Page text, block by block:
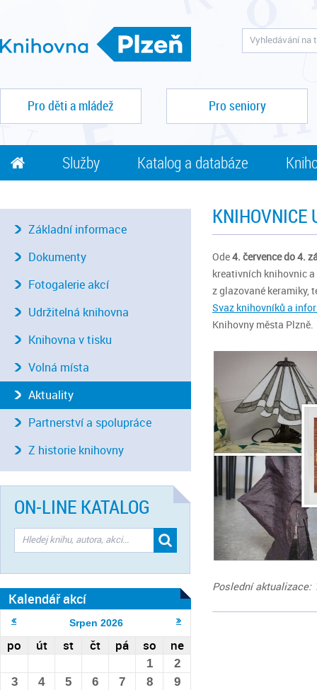
Pro děti a mládež Pro seniory
Služby Katalog a databáze
KNIHOVNICE
Ode4. července do 4.
kreativních knihovnic
z glazované keramiky,
Svaz knihovníků a
Knihovny města Plzně.
Poslední aktualizace:
Základní informace
Dokumenty
Fotogalerie akcí
Udržitelná knihovna
Knihovna v tisku
Volná místa
Aktuality
Partnerství a spolupráce
Z historie knihovny
ON-LINE KATALOG
Kalendář akcí
Srpen 2026
po út st čt pá so ne
1
2
3
4 5 6 7 8
9